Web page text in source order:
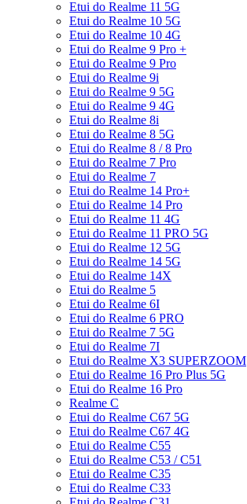
Etui do Realme 11 5G
Etui do Realme 10 5G
Etui do Realme 10 4G
Etui do Realme 9 Pro +
Etui do Realme 9 Pro
Etui do Realme 9i
Etui do Realme 9 5G
Etui do Realme 9 4G
Etui do Realme 8i
Etui do Realme 8 5G
Etui do Realme 8 / 8 Pro
Etui do Realme 7 Pro
Etui do Realme 7
Etui do Realme 14 Pro+
Etui do Realme 14 Pro
Etui do Realme 11 4G
Etui do Realme 11 PRO 5G
Etui do Realme 12 5G
Etui do Realme 14 5G
Etui do Realme 14X
Etui do Realme 5
Etui do Realme 6I
Etui do Realme 6 PRO
Etui do Realme 7 5G
Etui do Realme 7I
Etui do Realme X3 SUPERZOOM
Etui do Realme 16 Pro Plus 5G
Etui do Realme 16 Pro
Realme C
Etui do Realme C67 5G
Etui do Realme C67 4G
Etui do Realme C55
Etui do Realme C53 / C51
Etui do Realme C35
Etui do Realme C33